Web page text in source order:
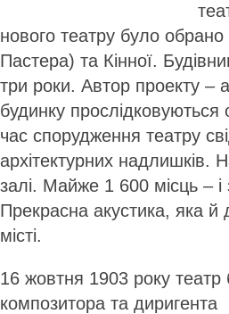
нового театру було обрано
Пастера) та Кінної.
три роки. Автор проекту –
будинку прослідковуються
час спорудження театру
архітектурних надлишків.
залі. Майже 1 600 місць –
Прекрасна акустика, яка й
місті.
16 жовтня 1903 року
композитора та диригента